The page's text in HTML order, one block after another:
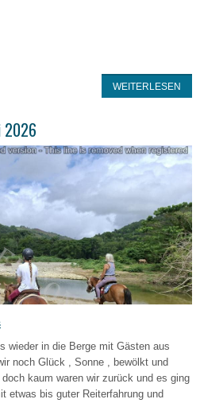
WEITERLESEN
2026
wieder in die Berge mit Gästen aus
noch Glück , Sonne , bewölkt und
kaum waren wir zurück und es ging
etwas bis guter Reiterfahrung und